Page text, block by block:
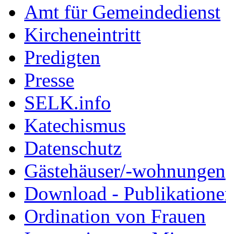
Amt für Gemeindedienst
Kircheneintritt
Predigten
Presse
SELK.info
Katechismus
Datenschutz
Gästehäuser/-wohnungen
Download -
Ordination von Frauen